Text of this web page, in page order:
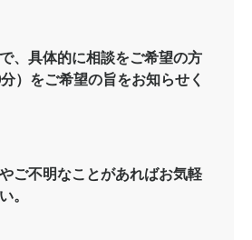
、具体的に相談をご希望の方
）をご希望の旨をお知らせく
不明なことがあればお気軽
。